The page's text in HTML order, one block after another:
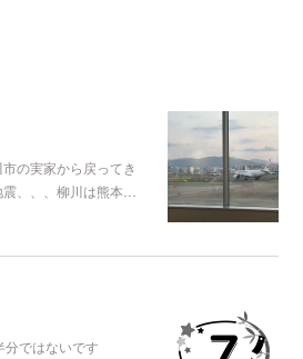
の実家から戻ってき
、、、柳川は熊本…
ではないです